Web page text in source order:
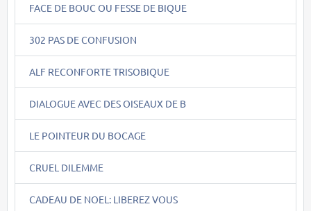
FACE DE BOUC OU FESSE DE BIQUE
302 PAS DE CONFUSION
ALF RECONFORTE TRISOBIQUE
DIALOGUE AVEC DES OISEAUX DE B
LE POINTEUR DU BOCAGE
CRUEL DILEMME
CADEAU DE NOEL: LIBEREZ VOUS